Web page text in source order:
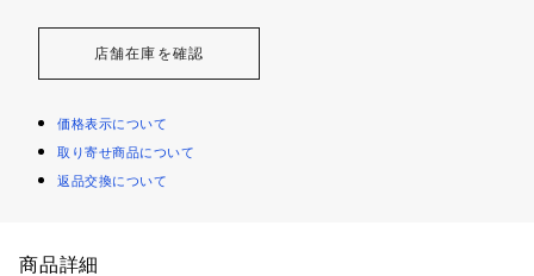
店舗在庫を確認
価格表示について
取り寄せ商品について
返品交換について
商品詳細